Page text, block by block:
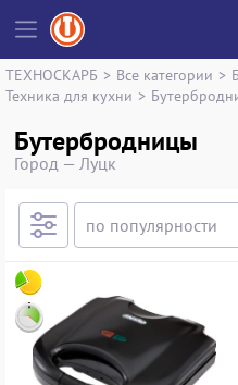
ТЕХНОСКАРБ > Все категории >
Техника для кухни >
Бутербродницы
Город — Луцк